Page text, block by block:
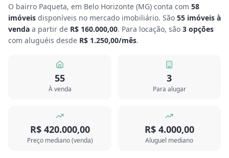
O bairro Paqueta, em Belo Horizonte (MG) conta com 58
imóveis disponíveis no mercado imobiliário. São 55 imóveis à
venda a partir de R$ 160.000,00. Para locação, são 3 opções
com aluguéis desde R$ 1.250,00/mês.
55
À venda
3
Para alugar
R$ 420.000,00
Preço mediano (venda)
R$ 4.000,00
Aluguel mediano